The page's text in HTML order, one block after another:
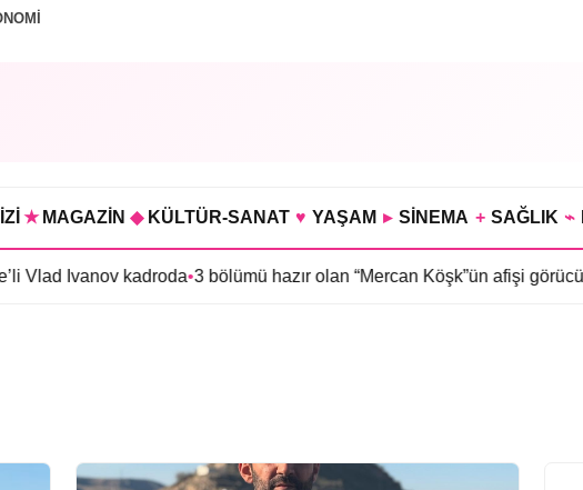
★ MAGAZİN ◆ KÜLTÜR-SANAT ♥ YAŞAM ▸ SİNEMA + SAĞLIK ⌁
Ivanov kadroda•3 bölümü hazır olan “Mercan Köşk”ün afişi görücüye